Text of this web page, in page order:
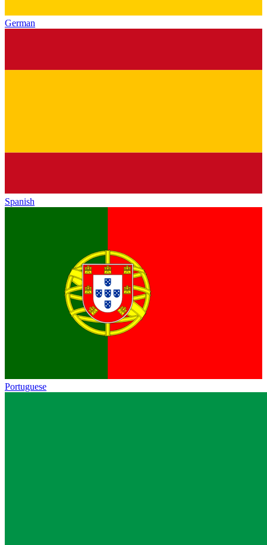
German
Spanish
Portuguese